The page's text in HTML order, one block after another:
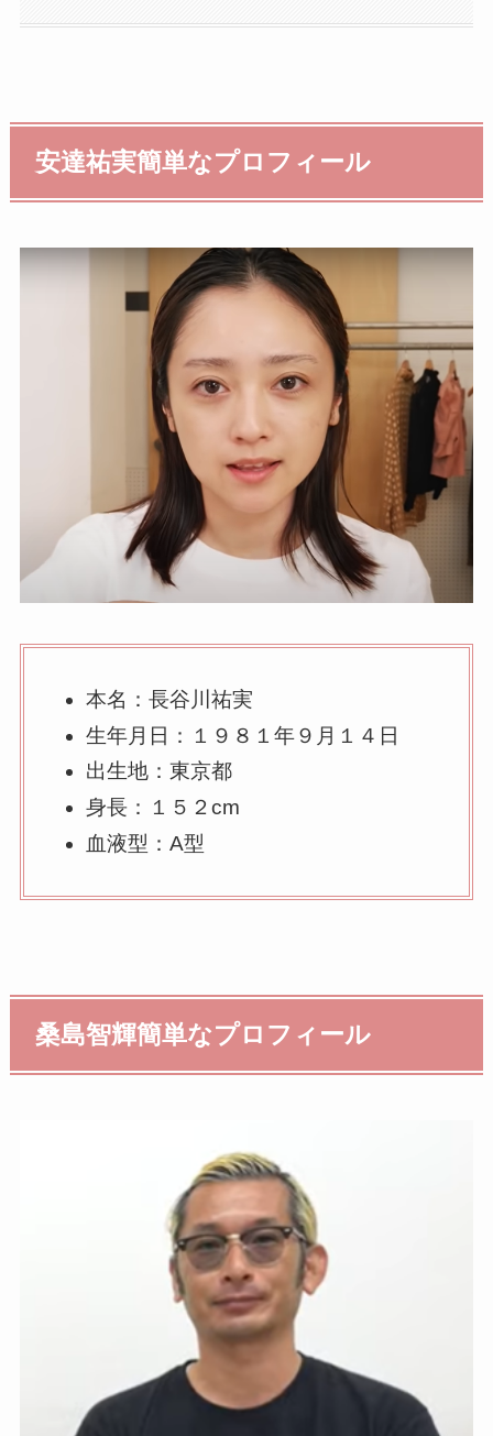
安達祐実簡単なプロフィール
本名：長谷川祐実
生年月日：１９８１年９月１４日
出生地：東京都
身長：１５２cm
血液型：A型
桑島智輝簡単なプロフィール